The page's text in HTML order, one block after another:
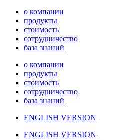
о компании
продукты
стоимость
сотрудничество
база знаний
о компании
продукты
стоимость
сотрудничество
база знаний
ENGLISH VERSION
ENGLISH VERSION